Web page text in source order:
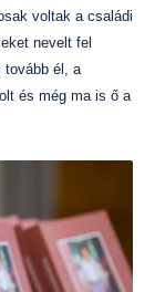
voltak a családi
nevelt fel
tovább él, a
és még ma is ő a